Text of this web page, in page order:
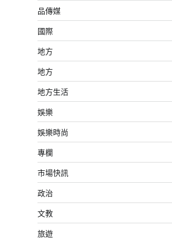
品傳媒
國際
地方
地方
地方生活
娛樂
娛樂時尚
專欄
市場快訊
政治
文教
旅遊